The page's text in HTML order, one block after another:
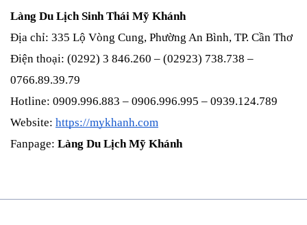
Làng Du Lịch Sinh Thái Mỹ Khánh
Địa chỉ: 335 Lộ Vòng Cung, Phường An Bình, TP. Cần Thơ
Điện thoại: (0292) 3 846.260 – (02923) 738.738 –
0766.89.39.79
Hotline: 0909.996.883 – 0906.996.995 – 0939.124.789
Website: https://mykhanh.com
Fanpage: Làng Du Lịch Mỹ Khánh